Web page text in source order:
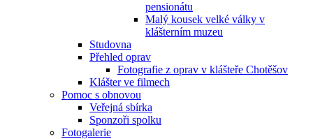
pensionátu
Malý kousek velké války v
klášterním muzeu
Studovna
Přehled oprav
Fotografie z oprav v klášteře Chotěšov
Klášter ve filmech
Pomoc s obnovou
Veřejná sbírka
Sponzoři spolku
Fotogalerie